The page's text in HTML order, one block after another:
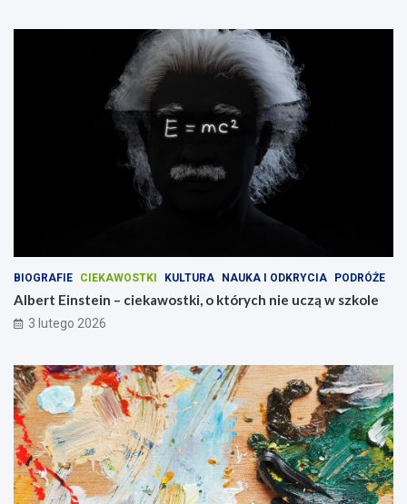
BIOGRAFIE CIEKAWOSTKI KULTURA NAUKA I ODKRYCIA PODRÓŻE
Albert Einstein – ciekawostki, o których nie uczą w szkole
3 lutego 2026